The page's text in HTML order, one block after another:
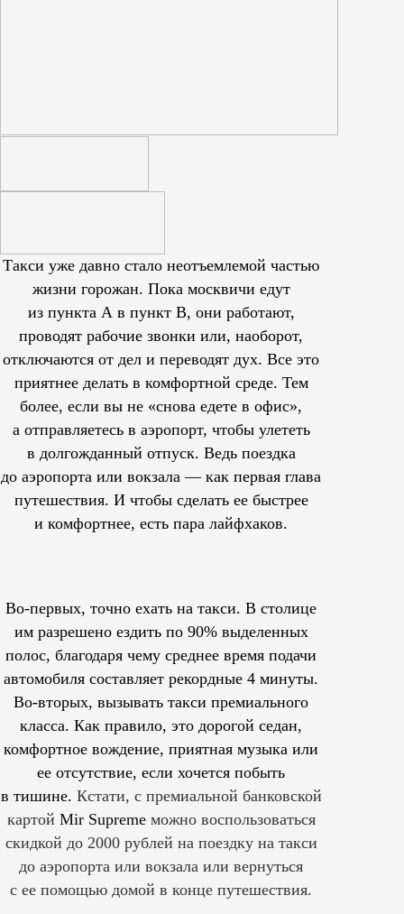
Такси уже давно стало неотъемлемой частью
жизни горожан. Пока москвичи едут
из пункта А в пункт В, они работают,
проводят рабочие звонки или, наоборот,
отключаются от дел и переводят дух. Все это
приятнее делать в комфортной среде. Тем
более, если вы не «снова едете в офис»,
а отправляетесь в аэропорт, чтобы улететь
в долгожданный отпуск. Ведь поездка
до аэропорта или вокзала — как первая глава
путешествия. И чтобы сделать ее быстрее
и комфортнее, есть пара лайфхаков.
Во-первых, точно ехать на такси. В столице
им разрешеноездить по 90% выделенных
полос, благодаря чему среднее время подачи
автомобиля составляет рекордные 4 минуты.
Во-вторых, вызывать такси премиального
класса. Как правило, это дорогой седан,
комфортное вождение, приятная музыка или
ее отсутствие, если хочется побыть
в тишине. Кстати, с премиальной банковской
картой Mir Supreme можно воспользоваться
скидкой до 2000 рублей на поездку на такси
до аэропорта или вокзала или вернуться
с ее помощью домой в конце путешествия.